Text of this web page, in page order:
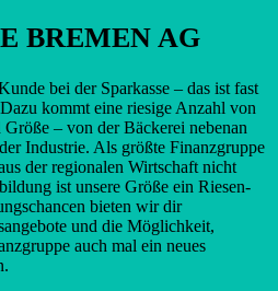
BREMEN AG
bei der Sparkasse – das ist fast
kommt eine riesige Anzahl von
– von der Bäckerei nebenan
Industrie. Als größte Finanz­gruppe
der regionalen Wirtschaft nicht
ist unsere Größe ein Riesen­
bieten wir dir
und die Möglichkeit,
auch mal ein neues